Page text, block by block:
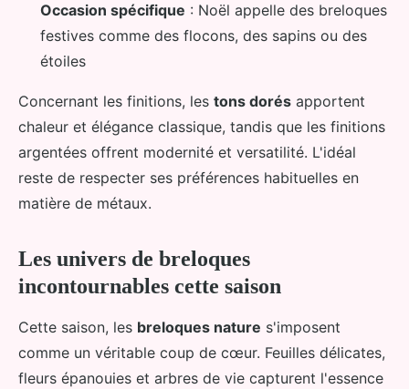
Occasion spécifique : Noël appelle des breloques
festives comme des flocons, des sapins ou des
étoiles
Concernant les finitions, les tons dorés apportent
chaleur et élégance classique, tandis que les finitions
argentées offrent modernité et versatilité. L'idéal
reste de respecter ses préférences habituelles en
matière de métaux.
Les univers de breloques
incontournables cette saison
Cette saison, les breloques nature s'imposent
comme un véritable coup de cœur. Feuilles délicates,
fleurs épanouies et arbres de vie capturent l'essence